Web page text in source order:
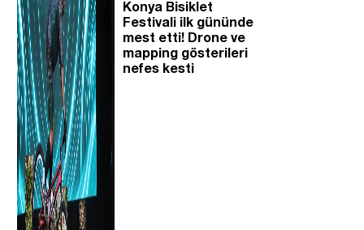
Konya Bisiklet
Festivali ilk gününde
mest etti! Drone ve
mapping gösterileri
nefes kesti